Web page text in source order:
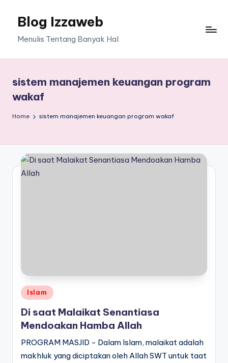
Blog Izzaweb
Menulis Tentang Banyak Hal
sistem manajemen keuangan program
wakaf
Home sistem manajemen keuangan program wakaf
Posted
in
Islam
Di saat Malaikat Senantiasa
Mendoakan Hamba Allah
PROGRAM MASJID - Dalam Islam, malaikat adalah
makhluk yang diciptakan oleh Allah SWT untuk taat